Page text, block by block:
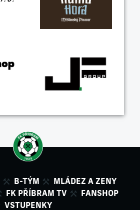
B-TÝM
MLÁDEZ A ZENY
FK PŘÍBRAM TV
FANSHOP
VSTUPENKY